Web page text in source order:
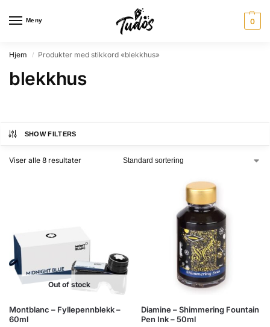
Meny 0
Hjem / Produkter med stikkord «blekkhus»
blekkhus
SHOW FILTERS
Viser alle 8 resultater
Out of stock
Montblanc – Fyllepennblekk –
60ml
Diamine – Shimmering Fountain
Pen Ink – 50ml